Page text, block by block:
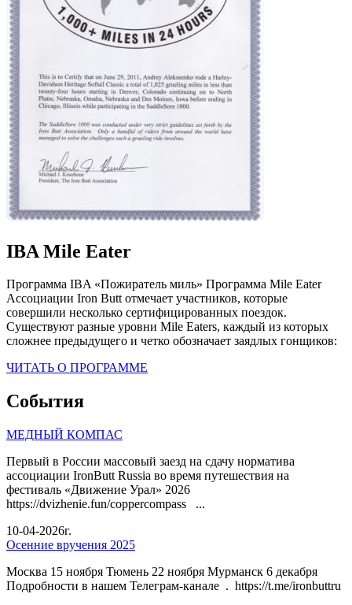
IBA Mile Eater
Программа IBA «Пожиратель миль» Программа Mile Eater
Ассоциации Iron Butt отмечает участников, которые
совершили несколько сертифицированных поездок.
Существуют разные уровни Mile Eaters, каждый из которых
сложнее предыдущего и четко обозначает заядлых гонщиков:
ЧИТАТЬ О ПРОГРАММЕ
События
МЕДНЫЙ КОМПАС
Первый в России массовый заезд на сдачу норматива
ассоциации IronButt Russia во время путешествия на
фестиваль «Движение Урал» 2026
https://dvizhenie.fun/coppercompass ...
10-04-2026г.
Осенние вручения 2025
Москва 15 ноября Тюмень 22 ноября Мурманск 6 декабря
Подробности в нашем Телеграм-канале . https://t.me/ironbuttru